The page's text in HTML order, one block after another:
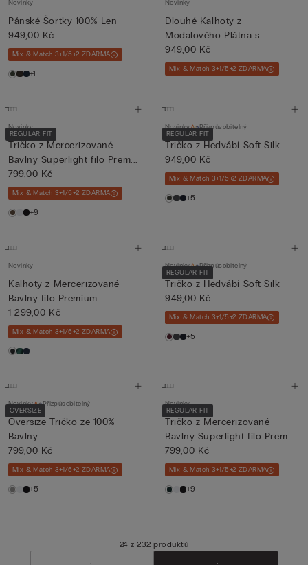
Novinky
Pánské Šortky 100% Len
949,00 Kč
Mix & Match 3+1/5+2 ZDARMA
+1
Novinky
Dlouhé Kalhoty z
Modalového Plátna s
Modrým Proužk...
949,00 Kč
Mix & Match 3+1/5+2 ZDARMA
REGULAR FIT
Novinky
Tričko z Mercerizované
Bavlny Superlight filo Prem...
799,00 Kč
Mix & Match 3+1/5+2 ZDARMA
+9
REGULAR FIT
Novinky Přizpůsobitelný
Tričko z Hedvábí Soft Silk
949,00 Kč
Mix & Match 3+1/5+2 ZDARMA
+5
Novinky
Kalhoty z Mercerizované
Bavlny filo Premium
1 299,00 Kč
Mix & Match 3+1/5+2 ZDARMA
REGULAR FIT
Novinky Přizpůsobitelný
Tričko z Hedvábí Soft Silk
949,00 Kč
Mix & Match 3+1/5+2 ZDARMA
+5
OVERSIZE
Novinky Přizpůsobitelný
Oversize Tričko ze 100%
Bavlny
799,00 Kč
Mix & Match 3+1/5+2 ZDARMA
+5
REGULAR FIT
Novinky
Tričko z Mercerizované
Bavlny Superlight filo Prem...
799,00 Kč
Mix & Match 3+1/5+2 ZDARMA
+9
24 z 232 produktů